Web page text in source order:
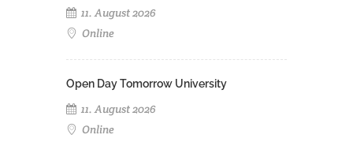
11. August 2026
Online
Open Day Tomorrow University
11. August 2026
Online